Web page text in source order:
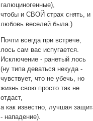
галюциногенные),
чтобы и СВОЙ страх снять, и
любовь веселей была.)
Почти всегда при встрече,
лось сам вас испугается.
Исключение - ранетый лось
(ну типа деваться некуда -
чувствует, что не убечь, но
жизнь свою просто так не
отдаст,
а как известно, лучшая
- нападение).